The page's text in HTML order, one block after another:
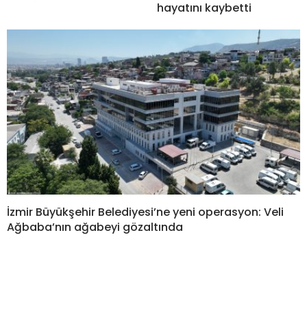
hayatını kaybetti
İzmir Büyükşehir Belediyesi’ne yeni operasyon: Veli
Ağbaba’nın ağabeyi gözaltında